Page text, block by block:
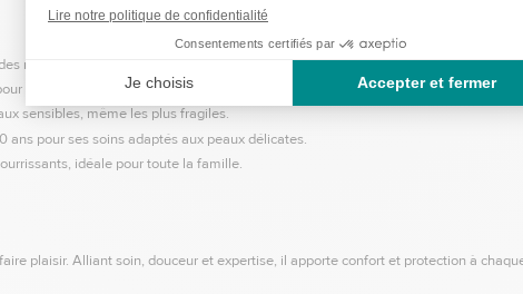
normes les plus strictes.
offrir une expérience sensorielle agréable.
sensibles, même les plus fragiles.
pour ses soins adaptés aux peaux délicates.
idéale pour toute la famille.
plaisir. Alliant soin, douceur et expertise, il apporte confort et protection à